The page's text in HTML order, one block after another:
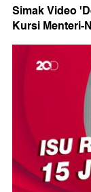
Simak Video
Kursi Menteri-